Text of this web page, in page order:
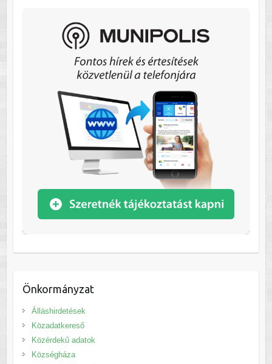
Önkormányzat
Álláshirdetések
Közadatkereső
Közérdekű adatok
Községháza